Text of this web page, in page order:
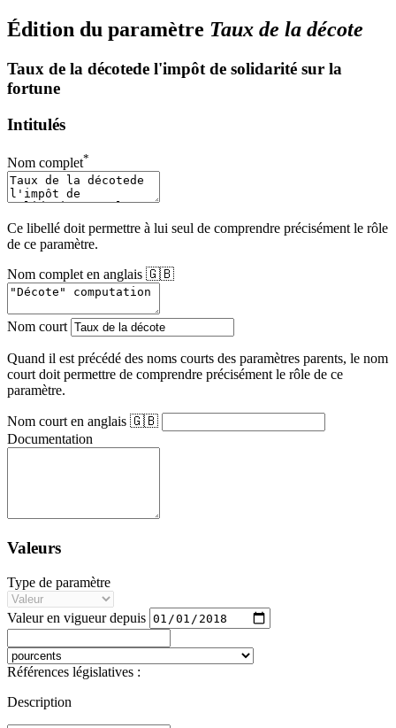
Édition du paramètre Taux de la décote
Taux de la décotede l'impôt de solidarité sur la
fortune
Intitulés
Nom complet*
Ce libellé doit permettre à lui seul de comprendre précisément le rôle
de ce paramètre.
Nom complet en anglais 🇬🇧
Nom court
Quand il est précédé des noms courts des paramètres parents, le nom
court doit permettre de comprendre précisément le rôle de ce
paramètre.
Nom court en anglais 🇬🇧
Documentation
Valeurs
Type de paramètre
Valeur en vigueur depuis
Références législatives :
Description